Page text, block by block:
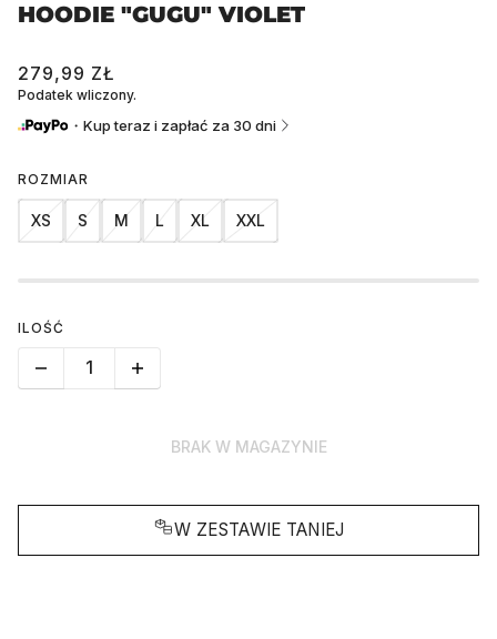
HOODIE "GUGU" VIOLET
279,99 ZŁ
Podatek wliczony.
・Kup teraz i zapłać za 30 dni
ROZMIAR
L
M
S XL
XS XXL
ILOŚĆ
BRAK W MAGAZYNIE
W ZESTAWIE TANIEJ